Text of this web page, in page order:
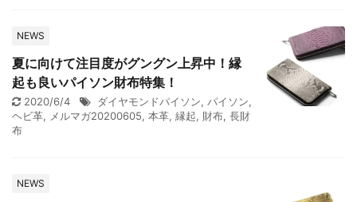
NEWS
夏に向けて注目度がグングン上昇中！縁
起も良いパイソン財布特集！
2020/6/4 ダイヤモンドパイソン, パイソン,
ヘビ革, メルマガ20200605, 本革, 縁起, 財布, 長財
布
NEWS